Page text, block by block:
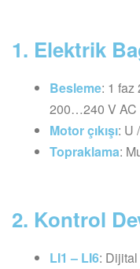
1. Elektrik
Besleme: 1
200…240 V AC
Motor çıkışı: U
Topraklama:
2. Kontrol
LI1 – LI6: